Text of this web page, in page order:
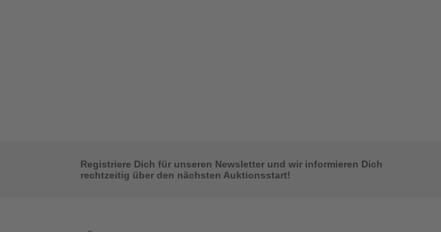
Registriere Dich für unseren Newsletter und wir informieren Dich
rechtzeitig über den nächsten Auktionsstart!